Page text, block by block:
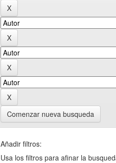
Comenzar nueva busqueda
Añadir filtros:
Usa los filtros para afinar la